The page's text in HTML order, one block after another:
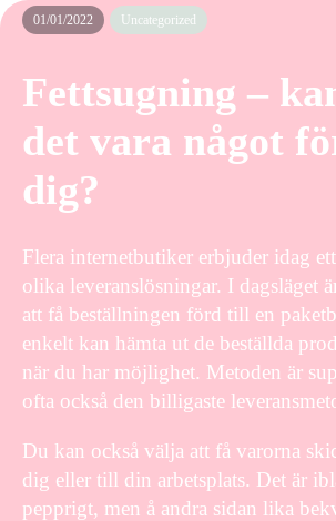
01/01/2022 Uncategorized
Fettsugning –
det vara något
dig?
Flera internetbutiker erbjuder idag
olika leveranslösningar. I dagsläget
att få beställningen förd till en
enkelt kan hämta ut de beställda
när du har möjlighet. Metoden är
ofta också den billigaste
Du kan också välja att få varorna
dig eller till din arbetsplats. Det är
pepprigt, men å andra sidan lika